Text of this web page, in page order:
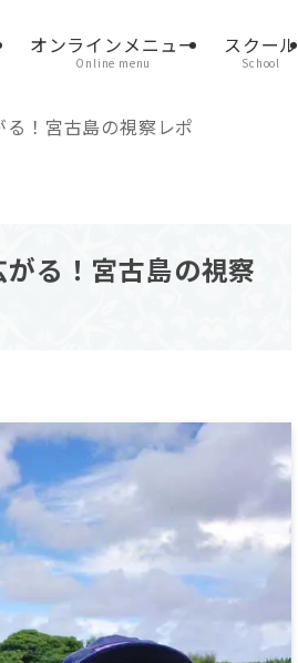
オンラインメニュー
Online menu
スクール
School
！宮古島の視察レポ
る！宮古島の視察